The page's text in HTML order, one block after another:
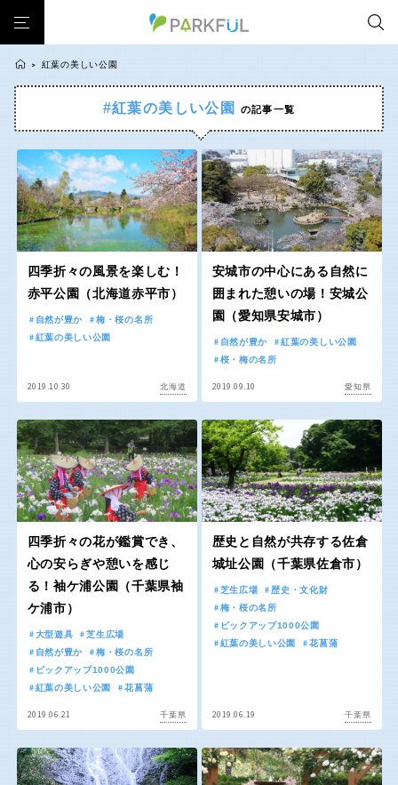
大型遊具
自然が豊か 梅・桜の名所 景色が良い 水遊び
テニスコート 野球場 紅葉の名所 バーベキュー
カフェ・レストラン サッカー・フットサル ランニングコース
動物園・ふれあい 歴史・文化財 日本庭園 紅葉の美しい公園
さくら名所100公園 屋内遊び場 アスレチックコース
バスケットボール 彫刻・アート 桜・梅の名所 コトブキ事例
洋式庭園 ドッグラン ローラー滑り台 植物園 夜景スポット
公園グルメ 美術館
スケートパーク ライトアップ イルミネーション イベント
交通公園
地域で探す
北海道 青森
岩手 宮城
秋田 山形
関東
茨城 栃木
群馬 埼玉
神奈川
幼児向け
自然が豊か 梅・桜の名所
景色が良い 水遊び
テニスコート 野球場
カフェ・レストラン サッカー・フットサル
ランニングコース 動物園・ふれあい
歴史・文化財 日本庭園
屋内遊び場 アスレチックコース
バスケットボール 彫刻・アート
桜・梅の名所 コトブキ事例
洋式庭園 ドッグラン
ローラー滑り台 植物園
夜景スポット Pickup
花の名所
公園グルメ 美術館
インクルーシブパーク 屋根付き遊び場
花菖蒲
健康遊具 ゲートボール
スケートパーク ライトアップ
> 紅葉の美しい公園
#紅葉の美しい公園 の記事一覧
四季折々の風景を楽しむ！
赤平公園（北海道赤平市）
自然が豊か
梅・桜の名所
紅葉の美しい公園
2019.10.30 北海道
安城市の中心にある自然に
囲まれた憩いの場！安城公
園（愛知県安城市）
自然が豊か
紅葉の美しい公園
桜・梅の名所
2019.09.10 愛知県
四季折々の花が鑑賞でき、
心の安らぎや憩いを感じ
る！袖ケ浦公園（千葉県袖
ケ浦市）
大型遊具
芝生広場
自然が豊か
梅・桜の名所
ピックアップ1000公園
紅葉の美しい公園
花菖蒲
2019.06.21 千葉県
歴史と自然が共存する佐倉
城址公園（千葉県佐倉市）
芝生広場
歴史・文化財
梅・桜の名所
ピックアップ1000公園
紅葉の美しい公園
花菖蒲
2019.06.19 千葉県